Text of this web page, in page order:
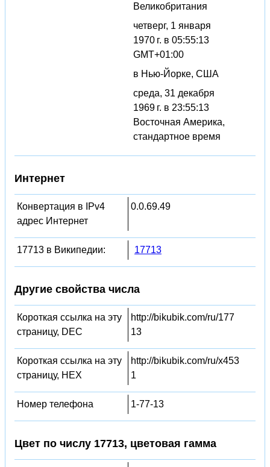
Великобритания
четверг, 1 января
1970 г. в 05:55:13
GMT+01:00
в Нью-Йорке, США
среда, 31 декабря
1969 г. в 23:55:13
Восточная Америка,
стандартное время
Интернет
Конвертация в IPv4
адрес Интернет
0.0.69.49
17713 в Википедии: 17713
Другие свойства числа
Короткая ссылка на эту
страницу, DEC
http://bikubik.com/ru/177
13
Короткая ссылка на эту
страницу, HEX
http://bikubik.com/ru/x453
1
Номер телефона 1-77-13
Цвет по числу 17713, цветовая гамма